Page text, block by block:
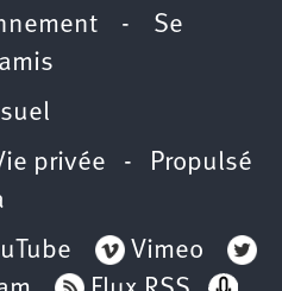
- Se
privée - Propulsé
Vimeo